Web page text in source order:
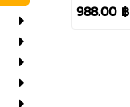
988.00 ฿